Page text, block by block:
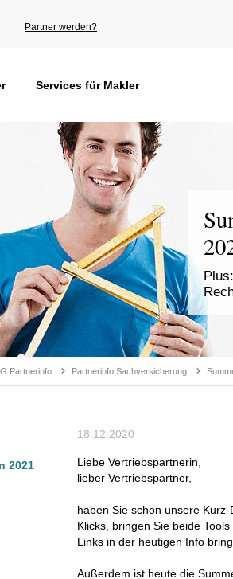
Partner werden?
Services für Makler
Partnerinfo Partnerinfo Sachversicherung
2021
18.12.2020
Liebe Vertriebspartnerin,
lieber Vertriebspartner,
haben Sie schon unsere
Klicks, bringen Sie beide
Links in der heutigen Info
Außerdem ist heute die